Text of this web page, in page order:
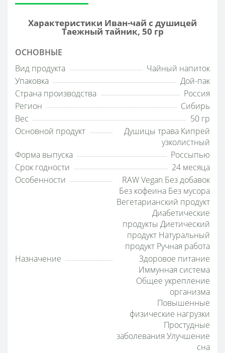
Характеристики Иван-чай с душицей
Таежный тайник, 50 гр
ОСНОВНЫЕ
Вид продукта
Чайный напиток
Упаковка
Дой-пак
Страна производства
Россия
Регион
Сибирь
Вес
50 гр
Основной продукт
Душицы трава Кипрей
узколистный
Форма выпуска
Россыпью
Срок годности
24 месяца
Особенности
RAW Vegan Без добавок
Без кофеина Без мусора
Вегетарианский продукт
Диабетические
продукты Диетический
продукт Натуральный
продукт Ручная работа
Назначение
Здоровое питание
Иммунная система
Общее укрепление
организма
Повышенные
физические нагрузки
Простудные
заболевания Улучшение
сна